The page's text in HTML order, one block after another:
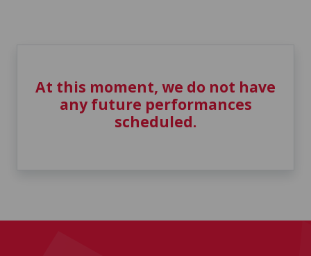
At this moment, we do not have
any future performances
scheduled.